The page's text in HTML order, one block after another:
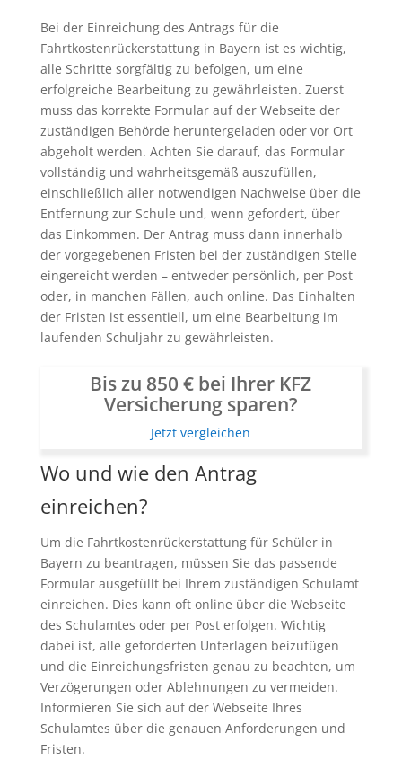
Bei der Einreichung des Antrags für die
Fahrtkostenrückerstattung in Bayern ist es wichtig,
alle Schritte sorgfältig zu befolgen, um eine
erfolgreiche Bearbeitung zu gewährleisten. Zuerst
muss das korrekte Formular auf der Webseite der
zuständigen Behörde heruntergeladen oder vor Ort
abgeholt werden. Achten Sie darauf, das Formular
vollständig und wahrheitsgemäß auszufüllen,
einschließlich aller notwendigen Nachweise über die
Entfernung zur Schule und, wenn gefordert, über
das Einkommen. Der Antrag muss dann innerhalb
der vorgegebenen Fristen bei der zuständigen Stelle
eingereicht werden – entweder persönlich, per Post
oder, in manchen Fällen, auch online. Das Einhalten
der Fristen ist essentiell, um eine Bearbeitung im
laufenden Schuljahr zu gewährleisten.
Bis zu 850 € bei Ihrer KFZ
Versicherung sparen?
Jetzt vergleichen
Wo und wie den Antrag
einreichen?
Um die Fahrtkostenrückerstattung für Schüler in
Bayern zu beantragen, müssen Sie das passende
Formular ausgefüllt bei Ihrem zuständigen Schulamt
einreichen. Dies kann oft online über die Webseite
des Schulamtes oder per Post erfolgen. Wichtig
dabei ist, alle geforderten Unterlagen beizufügen
und die Einreichungsfristen genau zu beachten, um
Verzögerungen oder Ablehnungen zu vermeiden.
Informieren Sie sich auf der Webseite Ihres
Schulamtes über die genauen Anforderungen und
Fristen.